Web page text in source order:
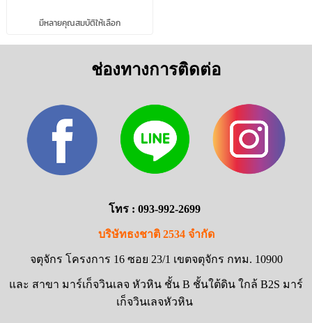
มีหลายคุณสมบัติให้เลือก
ช่องทางการติดต่อ
โทร : 093-992-2699
บริษัทธงชาติ 2534 จำกัด
จตุจักร โครงการ 16 ซอย 23/1 เขตจตุจักร กทม. 10900
และ สาขา มาร์เก็จวินเลจ หัวหิน ชั้น B ชั้นใต้ดิน ใกล้ B2S มาร์
เก็จวินเลจหัวหิน